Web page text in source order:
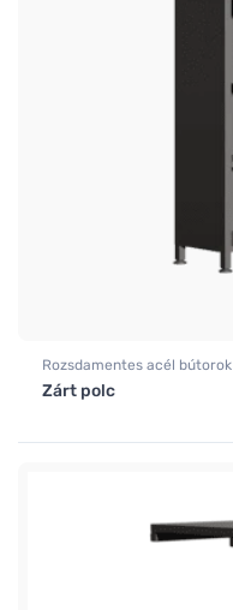
Rozsdamentes acél bútorok
Zárt polc